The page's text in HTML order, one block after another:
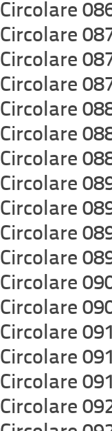
Circolare
Circolare
Circolare
Circolare
Circolare
Circolare
Circolare
Circolare
Circolare
Circolare
Circolare
Circolare
Circolare
Circolare
Circolare
Circolare
Circolare